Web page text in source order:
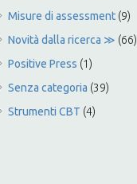
Misure di assessment (9)
Novità dalla ricerca ≫ (66)
Positive Press (1)
Senza categoria (39)
Strumenti CBT (4)